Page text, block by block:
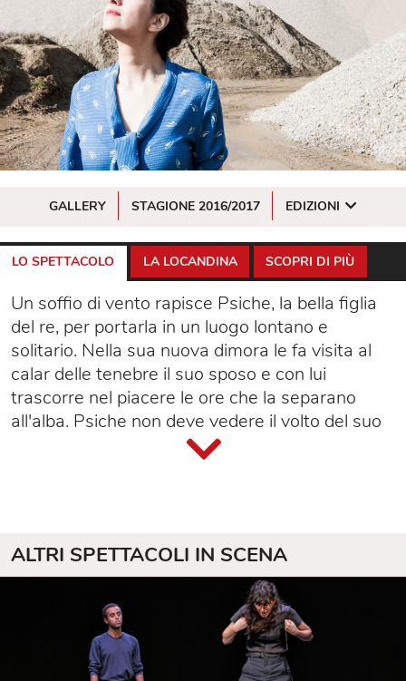
GALLERY STAGIONE 2016/2017 EDIZIONI
LO SPETTACOLO LA LOCANDINA SCOPRI DI PIÙ
Un soffio di vento rapisce Psiche, la bella figlia
del re, per portarla in un luogo lontano e
solitario. Nella sua nuova dimora le fa visita al
calar delle tenebre il suo sposo e con lui
trascorre nel piacere le ore che la separano
all'alba. Psiche non deve vedere il volto del suo
amante e questa è l'unica condizione che le
laboratorio scientifico e attorno abitazioni per
ospitare le famiglie degli scienziati che vi
lavorano. Nasce così una cittadina senza nome,
senza indirizzo, non segnata sulle mappe, alla
quale si accede solo con permessi speciali e
ALTRI SPETTACOLI IN SCENA